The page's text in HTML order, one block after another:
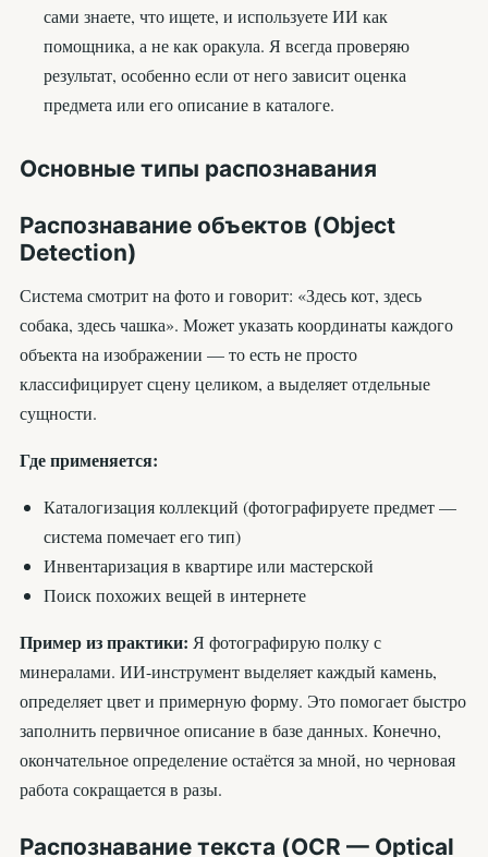
сами знаете, что ищете, и используете ИИ как
помощника, а не как оракула. Я всегда проверяю
результат, особенно если от него зависит оценка
предмета или его описание в каталоге.
Основные типы распознавания
Распознавание объектов (Object
Detection)
Система смотрит на фото и говорит: «Здесь кот, здесь
собака, здесь чашка». Может указать координаты каждого
объекта на изображении — то есть не просто
классифицирует сцену целиком, а выделяет отдельные
сущности.
Где применяется:
Каталогизация коллекций (фотографируете предмет —
система помечает его тип)
Инвентаризация в квартире или мастерской
Поиск похожих вещей в интернете
Пример из практики: Я фотографирую полку с
минералами. ИИ-инструмент выделяет каждый камень,
определяет цвет и примерную форму. Это помогает быстро
заполнить первичное описание в базе данных. Конечно,
окончательное определение остаётся за мной, но черновая
работа сокращается в разы.
Распознавание текста (OCR — Optical